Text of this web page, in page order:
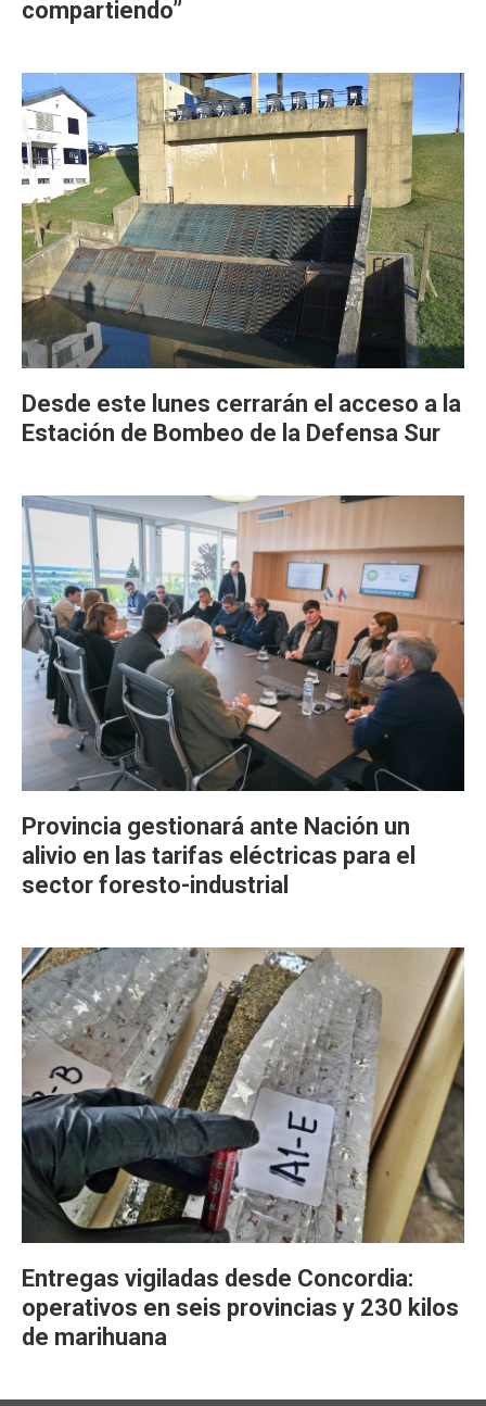
compartiendo”
Desde este lunes cerrarán el acceso a la
Estación de Bombeo de la Defensa Sur
Provincia gestionará ante Nación un
alivio en las tarifas eléctricas para el
sector foresto-industrial
Entregas vigiladas desde Concordia:
operativos en seis provincias y 230 kilos
de marihuana